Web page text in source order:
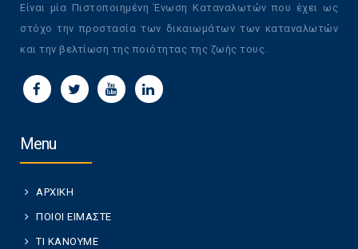
Είναι μία Πιστοποιημένη Ένωση Καταναλωτών που έχει ως
στόχο την προστασία των δικαιωμάτων των καταναλωτών
και την βελτίωση της ποιότητας της ζωής τους.
Menu
ΑΡΧΙΚΗ
ΠΟΙΟΙ ΕΙΜΑΣΤΕ
ΤΙ ΚΑΝΟΥΜΕ